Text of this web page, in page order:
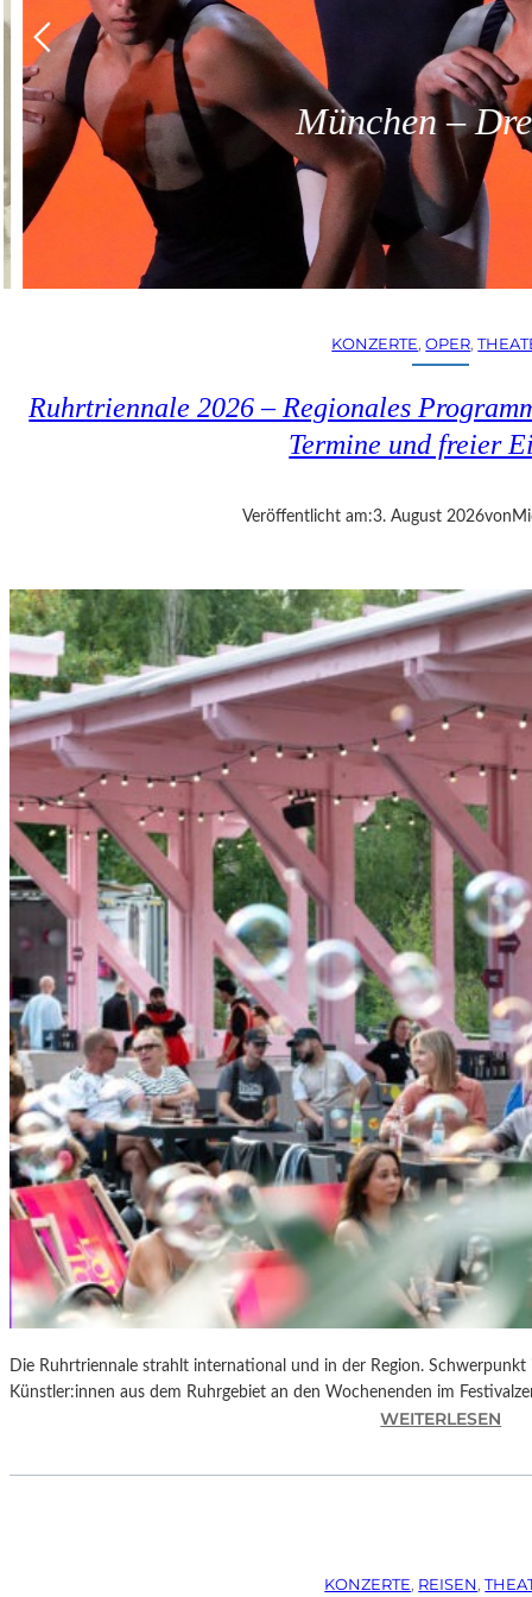
München –
KONZERTE, OPER,
Ruhrtriennale 2026 – Regionales
Termine und freier
Veröffentlicht am:3. August 2026von
Die Ruhrtriennale strahlt international und in der Region.
Künstler:innen aus dem Ruhrgebiet an den Wochenenden im
WEITERLESEN
U
R
KONZERTE, REISEN,